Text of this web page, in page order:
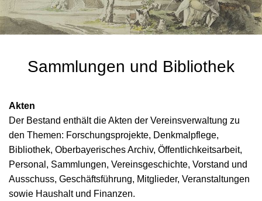
Sammlungen und Bibliothek
Akten
Der Bestand enthält die Akten der Vereinsverwaltung zu
den Themen: Forschungsprojekte, Denkmalpflege,
Bibliothek, Oberbayerisches Archiv, Öffentlichkeitsarbeit,
Personal, Sammlungen, Vereinsgeschichte, Vorstand und
Ausschuss, Geschäftsführung, Mitglieder, Veranstaltungen
sowie Haushalt und Finanzen.